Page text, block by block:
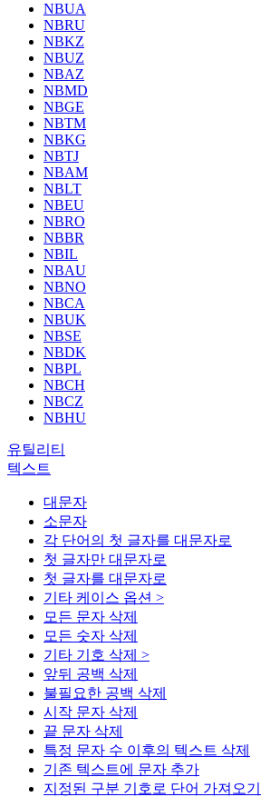
NBUA
NBRU
NBKZ
NBUZ
NBAZ
NBMD
NBGE
NBTM
NBKG
NBTJ
NBAM
NBLT
NBEU
NBRO
NBBR
NBIL
NBAU
NBNO
NBCA
NBUK
NBSE
NBDK
NBPL
NBCH
NBCZ
NBHU
유틸리티
텍스트
대문자
소문자
각 단어의 첫 글자를 대문자로
첫 글자만 대문자로
첫 글자를 대문자로
기타 케이스 옵션 >
모든 문자 삭제
모든 숫자 삭제
기타 기호 삭제 >
앞뒤 공백 삭제
불필요한 공백 삭제
시작 문자 삭제
끝 문자 삭제
특정 문자 수 이후의 텍스트 삭제
기존 텍스트에 문자 추가
지정된 구분 기호로 단어 가져오기